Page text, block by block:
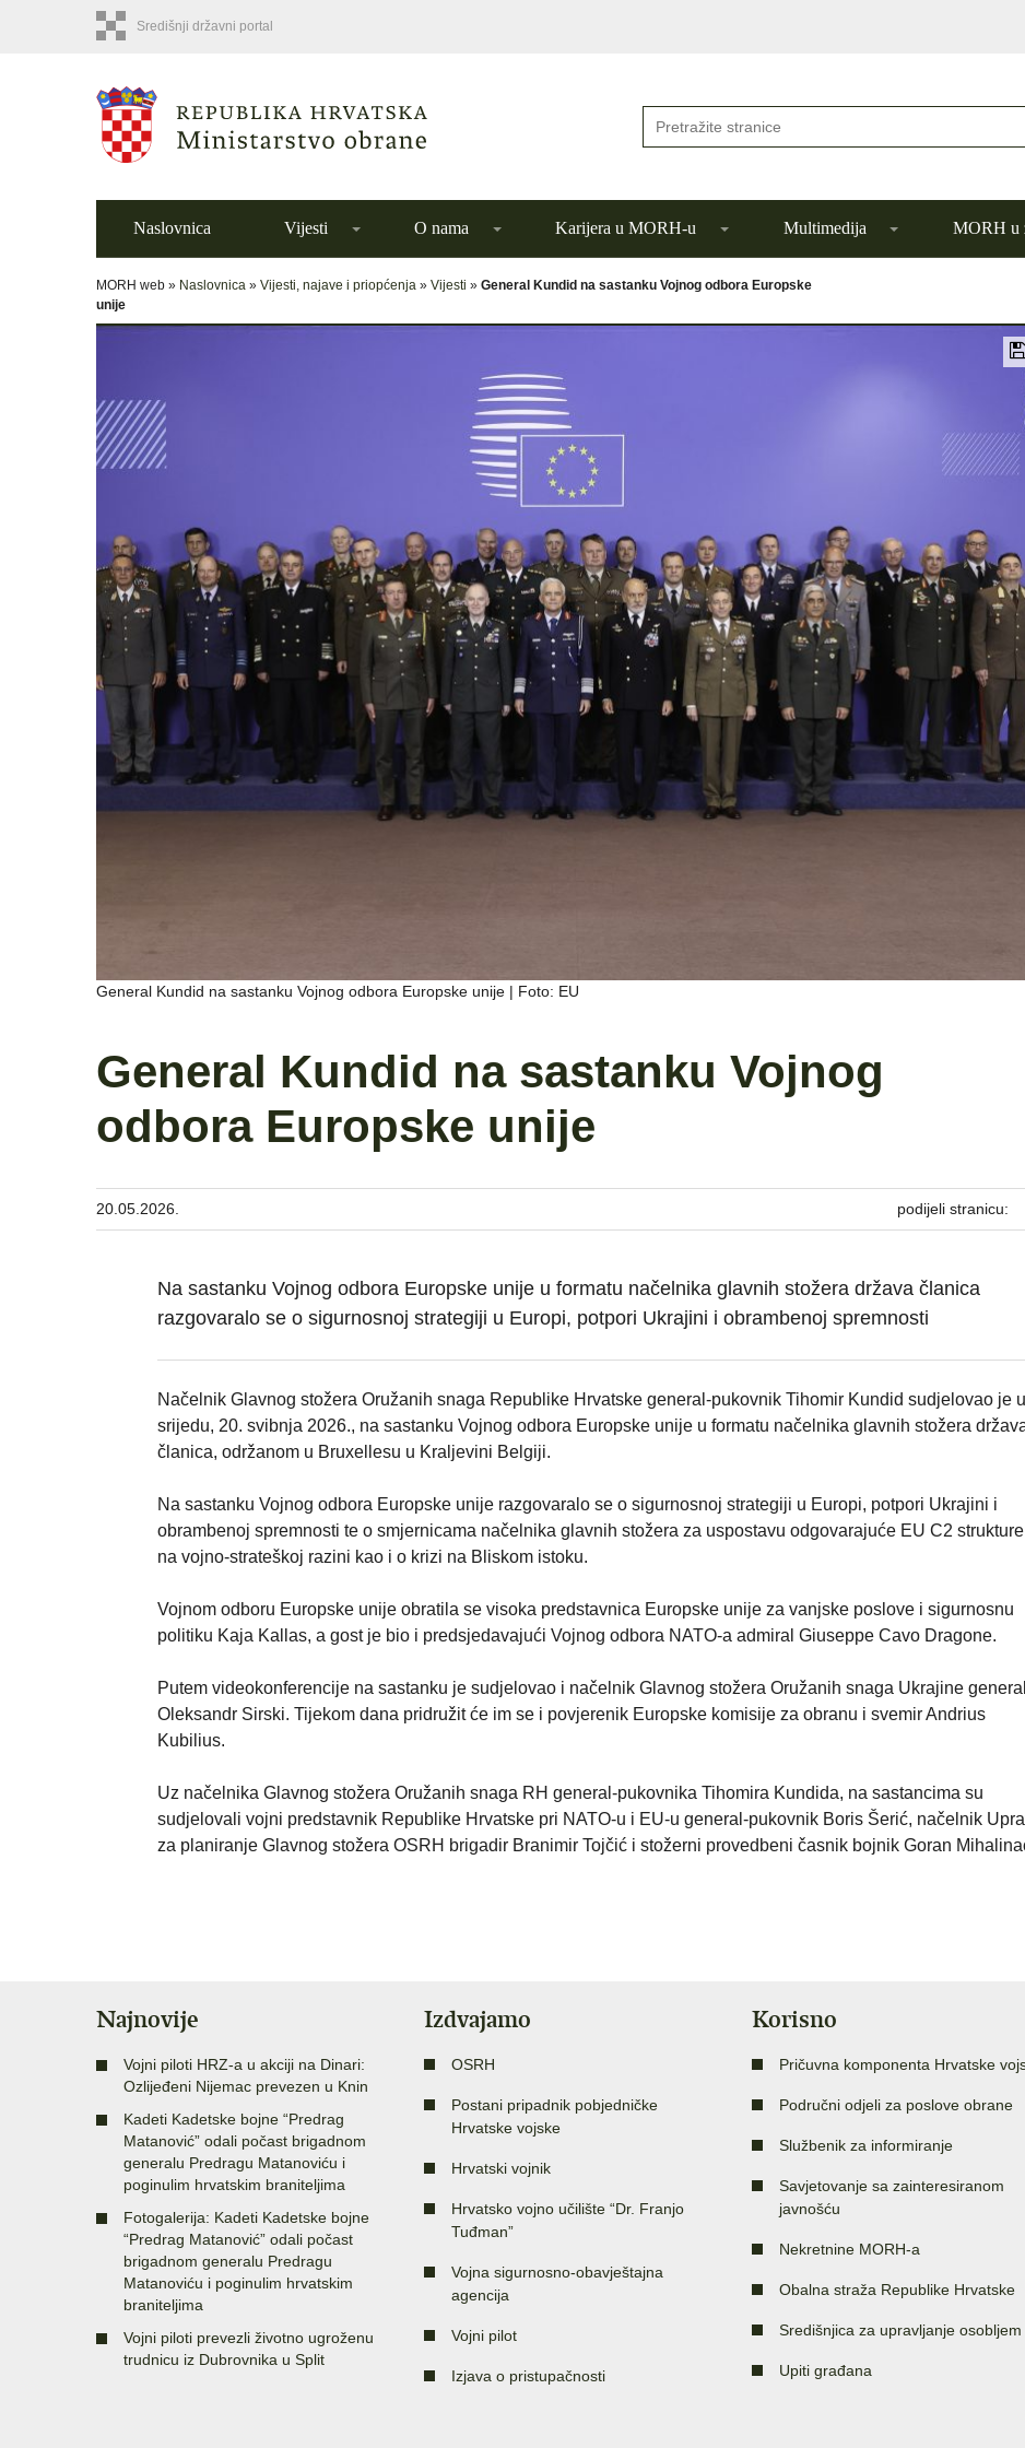
Središnji državni portal
Naslovnica Vijesti O nama Karijera u MORH-u Multimedija MORH u
MORH web » Naslovnica » Vijesti, najave i priopćenja » Vijesti » General Kundid na sastanku Vojnog odbora Europske
unije
General Kundid na sastanku Vojnog odbora Europske unije | Foto: EU
General Kundid na sastanku Vojnog
odbora Europske unije
20.05.2026. podijeli stranicu:
Na sastanku Vojnog odbora Europske unije u formatu načelnika glavnih stožera država članica
razgovaralo se o sigurnosnoj strategiji u Europi, potpori Ukrajini i obrambenoj spremnosti
Načelnik Glavnog stožera Oružanih snaga Republike Hrvatske general-pukovnik Tihomir Kundid sudjelovao je u
srijedu, 20. svibnja 2026., na sastanku Vojnog odbora Europske unije u formatu načelnika glavnih stožera
članica, održanom u Bruxellesu u Kraljevini Belgiji.
Na sastanku Vojnog odbora Europske unije razgovaralo se o sigurnosnoj strategiji u Europi, potpori Ukrajini i
obrambenoj spremnosti te o smjernicama načelnika glavnih stožera za uspostavu odgovarajuće EU C2 strukture
na vojno-strateškoj razini kao i o krizi na Bliskom istoku.
Vojnom odboru Europske unije obratila se visoka predstavnica Europske unije za vanjske poslove i sigurnosnu
politiku Kaja Kallas, a gost je bio i predsjedavajući Vojnog odbora NATO-a admiral Giuseppe Cavo Dragone.
Putem videokonferencije na sastanku je sudjelovao i načelnik Glavnog stožera Oružanih snaga Ukrajine general
Oleksandr Sirski. Tijekom dana pridružit će im se i povjerenik Europske komisije za obranu i svemir Andrius
Kubilius.
Uz načelnika Glavnog stožera Oružanih snaga RH general-pukovnika Tihomira Kundida, na sastancima su
sudjelovali vojni predstavnik Republike Hrvatske pri NATO-u i EU-u general-pukovnik Boris Šerić, načelnik
za planiranje Glavnog stožera OSRH brigadir Branimir Tojčić i stožerni provedbeni časnik bojnik Goran
Najnovije
Vojni piloti HRZ-a u akciji na Dinari:
Ozlijeđeni Nijemac prevezen u Knin
Kadeti Kadetske bojne “Predrag
Matanović” odali počast brigadnom
generalu Predragu Matanoviću i
poginulim hrvatskim braniteljima
Fotogalerija: Kadeti Kadetske bojne
“Predrag Matanović” odali počast
brigadnom generalu Predragu
Matanoviću i poginulim hrvatskim
braniteljima
Vojni piloti prevezli životno ugroženu
trudnicu iz Dubrovnika u Split
Izdvajamo
OSRH
Postani pripadnik pobjedničke
Hrvatske vojske
Hrvatski vojnik
Hrvatsko vojno učilište “Dr. Franjo
Tuđman”
Vojna sigurnosno-obavještajna
agencija
Vojni pilot
Izjava o pristupačnosti
Korisno
Pričuvna komponenta Hrvatske
Područni odjeli za poslove obrane
Službenik za informiranje
Savjetovanje sa zainteresiranom
javnošću
Nekretnine MORH-a
Obalna straža Republike Hrvatske
Središnjica za upravljanje osobljem
Upiti građana